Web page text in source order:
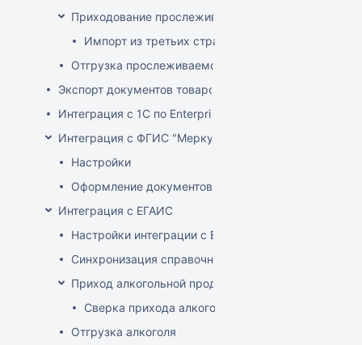
Приходование прослеживаемого товара
Импорт из третьих стран (не ЕАЭС)
Отгрузка прослеживаемого товара
Экспорт документов товародвижения
Интеграция с 1С по EnterpriseData
Интеграция с ФГИС "Меркурий"
Настройки
Оформление документов с ВСД
Интеграция с ЕГАИС
Настройки интеграции с ЕГАИС
Синхронизация справочников
Приход алкогольной продукции
Сверка прихода алкоголя на ТСД
Отгрузка алкоголя